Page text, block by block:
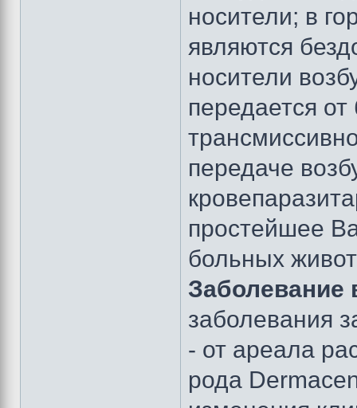
носители; в
являются
носители
передается
передаче
простейшее
больных
Заболевание
заболевания
- от ареала
рода